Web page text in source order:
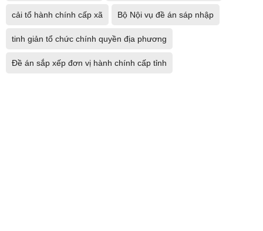
cải tổ hành chính cấp xã Bộ Nội vụ đề án sáp nhập
tinh giản tổ chức chính quyền địa phương
Đề án sắp xếp đơn vị hành chính cấp tỉnh